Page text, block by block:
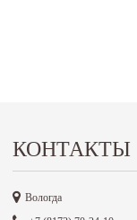
КОНТАКТЫ
Вологда